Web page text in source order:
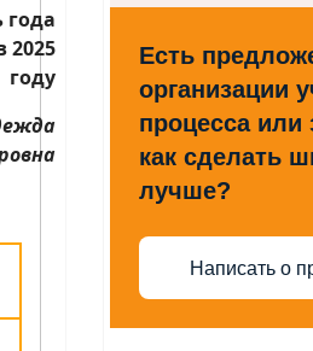
года
2025
году
Есть
организации
процесса или
как сделать
лучше?
Написать о